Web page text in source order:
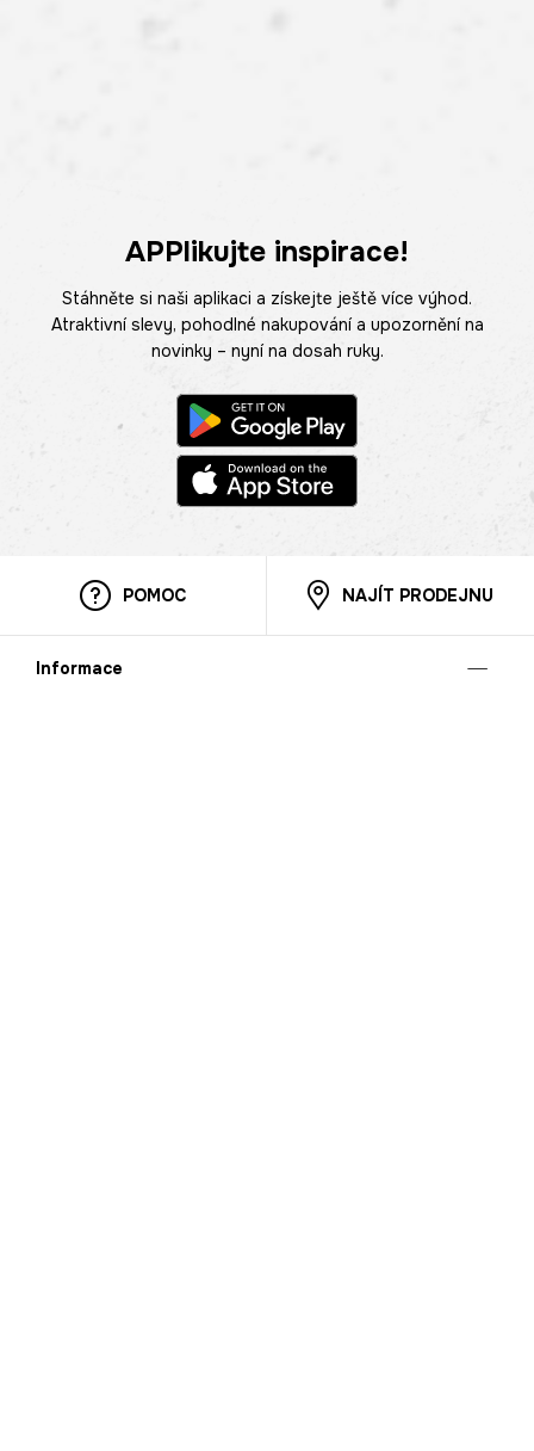
APPlikujte inspirace!
Stáhněte si naši aplikaci a získejte ještě více výhod.
Atraktivní slevy, pohodlné nakupování a upozornění na
novinky – nyní na dosah ruky.
POMOC NAJÍT PRODEJNU
Informace